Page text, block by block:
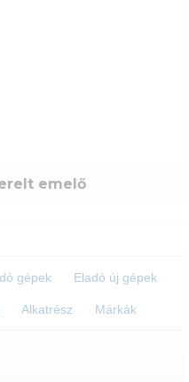
emelő
gépek Eladó új gépek
Alkatrész Márkák